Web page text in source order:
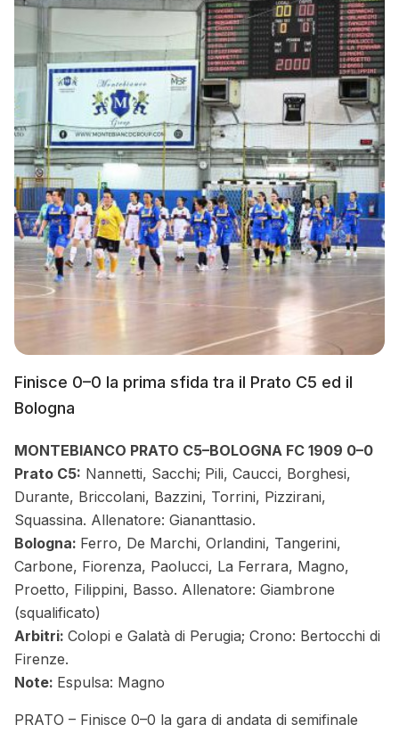
Finisce 0–0 la prima sfida tra il Prato C5 ed il
Bologna
MONTEBIANCO PRATO C5–BOLOGNA FC 1909 0–0
Prato C5: Nannetti, Sacchi; Pili, Caucci, Borghesi,
Durante, Briccolani, Bazzini, Torrini, Pizzirani,
Squassina. Allenatore: Giananttasio.
Bologna: Ferro, De Marchi, Orlandini, Tangerini,
Carbone, Fiorenza, Paolucci, La Ferrara, Magno,
Proetto, Filippini, Basso. Allenatore: Giambrone
(squalificato)
Arbitri: Colopi e Galatà di Perugia; Crono: Bertocchi di
Firenze.
Note: Espulsa: Magno
PRATO – Finisce 0–0 la gara di andata di semifinale